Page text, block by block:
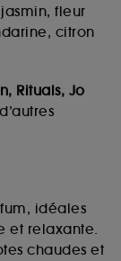
fleur
citron
Rituals, Jo
idéales
et relaxante.
chaudes et